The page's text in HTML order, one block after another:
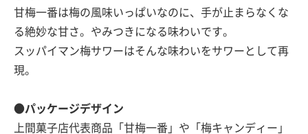
甘梅一番は梅の風味いっぱいなのに、手が止まらなくな
る絶妙な甘さ。やみつきになる味わいです。
スッパイマン梅サワーはそんな味わいをサワーとして再
現。
●パッケージデザイン
上間菓子店代表商品「甘梅一番」や「梅キャンディー」